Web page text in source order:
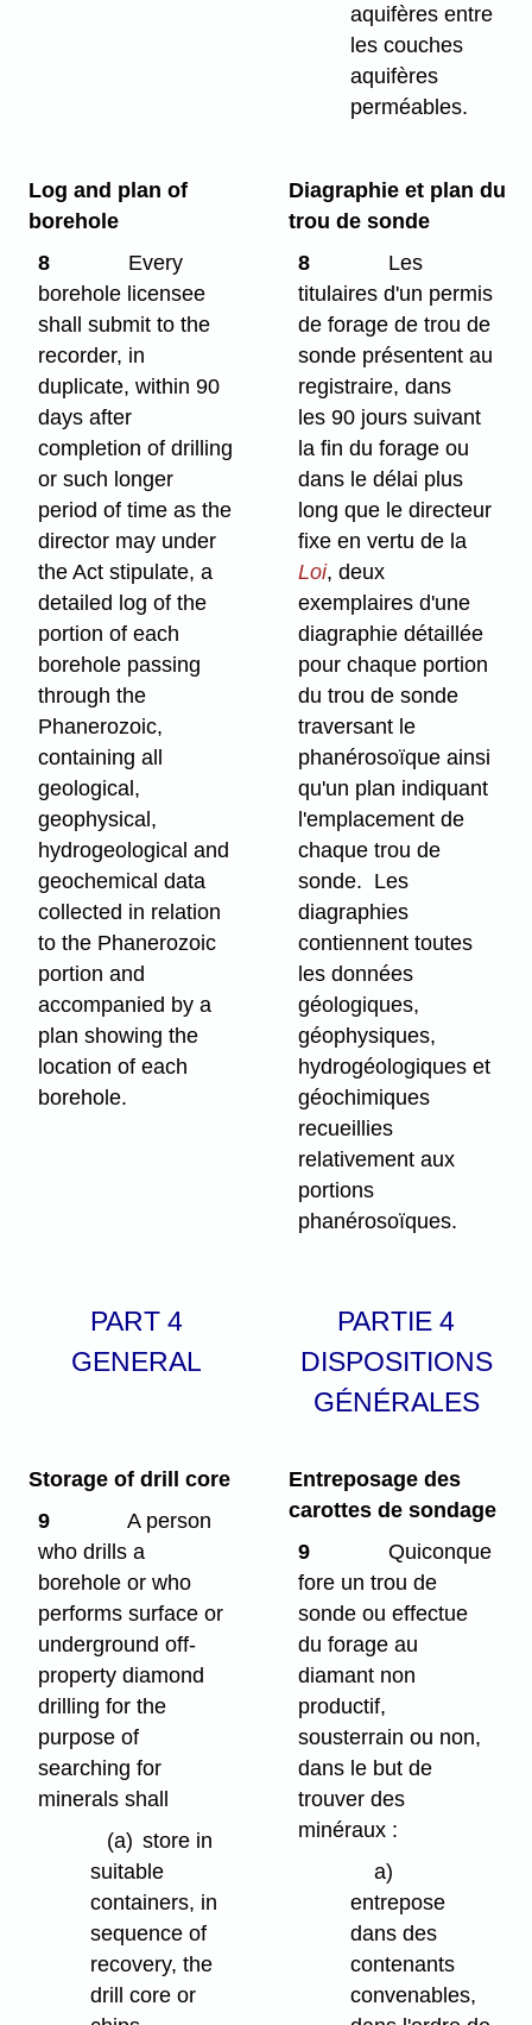
aquifères entre
les couches
aquifères
perméables.
Log and plan of
borehole
8
Every
borehole licensee
shall submit to the
recorder, in
duplicate, within 90
days after
completion of drilling
or such longer
period of time as the
director may under
the Act stipulate, a
detailed log of the
portion of each
borehole passing
through the
Phanerozoic,
containing all
geological,
geophysical,
hydrogeological and
geochemical data
collected in relation
to the Phanerozoic
portion and
accompanied by a
plan showing the
location of each
borehole.
Diagraphie et plan du
trou de sonde
8
Les
titulaires d'un permis
de forage de trou de
sonde présentent au
registraire, dans
les 90 jours suivant
la fin du forage ou
dans le délai plus
long que le directeur
fixe en vertu de la
Loi, deux
exemplaires d'une
diagraphie détaillée
pour chaque portion
du trou de sonde
traversant le
phanérosoïque ainsi
qu'un plan indiquant
l'emplacement de
chaque trou de
sonde. Les
diagraphies
contiennent toutes
les données
géologiques,
géophysiques,
hydrogéologiques et
géochimiques
recueillies
relativement aux
portions
phanérosoïques.
PART 4
GENERAL
PARTIE 4
DISPOSITIONS
GÉNÉRALES
Storage of drill core
9
A person
who drills a
borehole or who
performs surface or
underground off-
property diamond
drilling for the
purpose of
searching for
minerals shall
(a) store in
suitable
containers, in
sequence of
recovery, the
drill core or
Entreposage des
carottes de sondage
9
Quiconque
fore un trou de
sonde ou effectue
du forage au
diamant non
productif,
sousterrain ou non,
dans le but de
trouver des
minéraux :
a)
entrepose
dans des
contenants
convenables,